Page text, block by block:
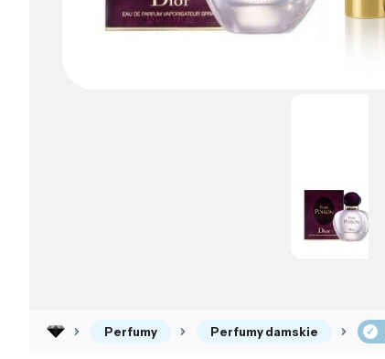
Perfumy Perfumy damskie